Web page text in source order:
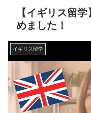
【イギリス留
めました！
イギリス留学